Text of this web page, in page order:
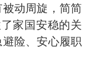
动周旋，简简
家国安稳的关
险、安心履职